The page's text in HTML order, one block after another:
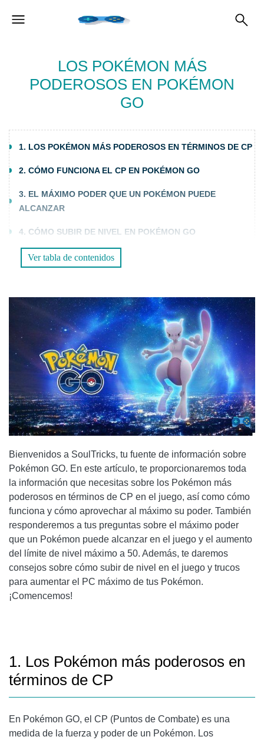
LOS POKÉMON MÁS
PODEROSOS EN POKÉMON
GO
1. LOS POKÉMON MÁS PODEROSOS EN TÉRMINOS DE CP
2. CÓMO FUNCIONA EL CP EN POKÉMON GO
3. EL MÁXIMO PODER QUE UN POKÉMON PUEDE
ALCANZAR
4. CÓMO SUBIR DE NIVEL EN POKÉMON GO
5. TRUCOS PARA AUMENTAR EL PC MÁXIMO DE TUS
POKÉMON
1. ¿CUÁL ES EL POKÉMON MÁS PODEROSO EN
TÉRMINOS DE CP EN POKÉMON GO?
2. ¿CUÁL ES EL MÁXIMO NIVEL CP QUE PUEDE
ALCANZAR CADA POKÉMON EN POKÉMON GO?
CONCLUSIÓN
Ver tabla de contenidos
Bienvenidos a SoulTricks, tu fuente de información sobre
Pokémon GO. En este artículo, te proporcionaremos toda
la información que necesitas sobre los Pokémon más
poderosos en términos de CP en el juego, así como cómo
funciona y cómo aprovechar al máximo su poder. También
responderemos a tus preguntas sobre el máximo poder
que un Pokémon puede alcanzar en el juego y el aumento
del límite de nivel máximo a 50. Además, te daremos
consejos sobre cómo subir de nivel en el juego y trucos
para aumentar el PC máximo de tus Pokémon.
¡Comencemos!
1. Los Pokémon más poderosos en
términos de CP
En Pokémon GO, el CP (Puntos de Combate) es una
medida de la fuerza y poder de un Pokémon. Los